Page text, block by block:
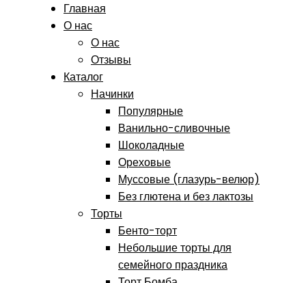
Главная
О нас
О нас
Отзывы
Каталог
Начинки
Популярные
Ванильно-сливочные
Шоколадные
Ореховые
Муссовые (глазурь-велюр)
Без глютена и без лактозы
Торты
Бенто-торт
Небольшие торты для
семейного праздника